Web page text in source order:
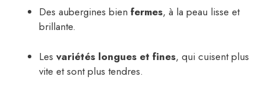
Des aubergines bien fermes, à la peau lisse et
brillante.
Les variétés longues et fines, qui cuisent plus
vite et sont plus tendres.